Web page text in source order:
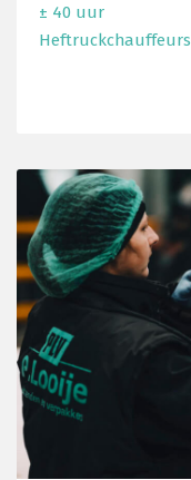
± 40 uur
Heftruckchauffeurs